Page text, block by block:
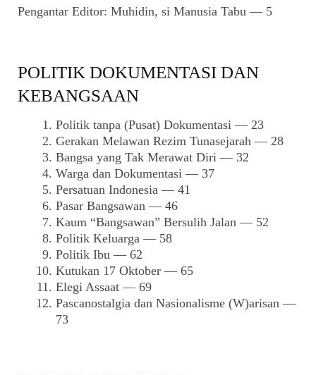
Pengantar Editor: Muhidin, si Manusia Tabu — 5
POLITIK DOKUMENTASI DAN
KEBANGSAAN
Politik tanpa (Pusat) Dokumentasi — 23
Gerakan Melawan Rezim Tunasejarah — 28
Bangsa yang Tak Merawat Diri — 32
Warga dan Dokumentasi — 37
Persatuan Indonesia — 41
Pasar Bangsawan — 46
Kaum “Bangsawan” Bersulih Jalan — 52
Politik Keluarga — 58
Politik Ibu — 62
Kutukan 17 Oktober — 65
Elegi Assaat — 69
Pascanostalgia dan Nasionalisme (W)arisan —
73